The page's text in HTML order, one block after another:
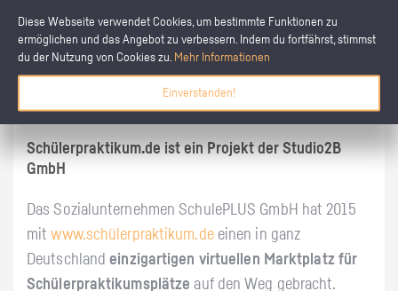
Diese Webseite verwendet Cookies, um bestimmte Funktionen zu
ermöglichen und das Angebot zu verbessern. Indem du fortfährst, stimmst
du der Nutzung von Cookies zu. Mehr Informationen
Einverstanden!
Überschülerpraktikum.de
Schülerpraktikum.deist ein Projekt derStudio2B
GmbH
Das Sozialunternehmen SchulePLUS GmbH hat 2015
mitwww.schülerpraktikum.deeinen in ganz
Deutschland einzigartigen virtuellen Marktplatz für
Schülerpraktikumsplätze auf den Weg gebracht.